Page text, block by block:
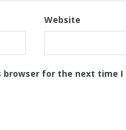
Website
browser for the next time I